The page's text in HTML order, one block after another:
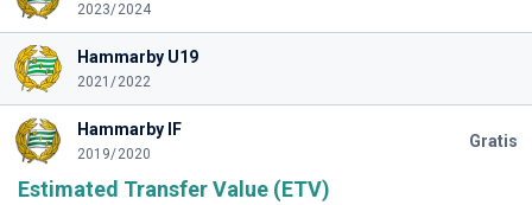
2023/2024
Hammarby U19
2021/2022
Hammarby IF
2019/2020
Gratis
Estimated Transfer Value (ETV)